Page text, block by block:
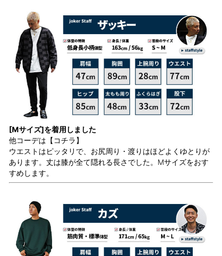
[Mサイズ]を着用しました
他コーデは 【コチラ】
ウエストはピッタリで、お尻周り・渡りはほどよくゆとりが
あります。丈は膝が全て隠れる長さでした。Mサイズをおす
すめします。